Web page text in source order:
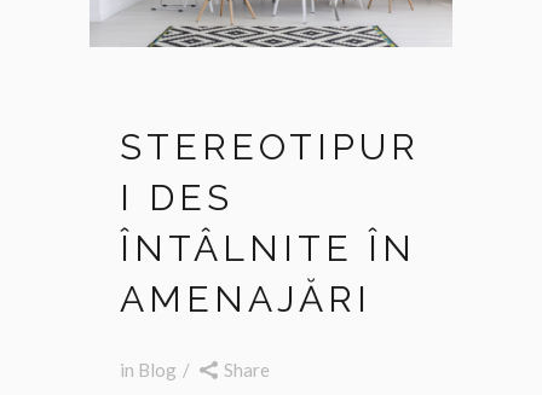
STEREOTIPUR
I DES
ÎNTÂLNITE ÎN
AMENAJĂRI
in Blog Share